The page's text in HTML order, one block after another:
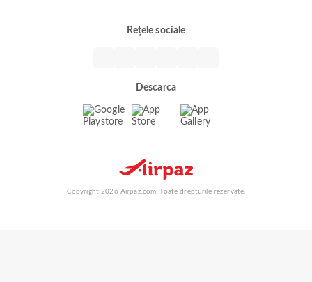
Rețele sociale
Descarca
Copyright 2026 Airpaz.com. Toate drepturile rezervate.